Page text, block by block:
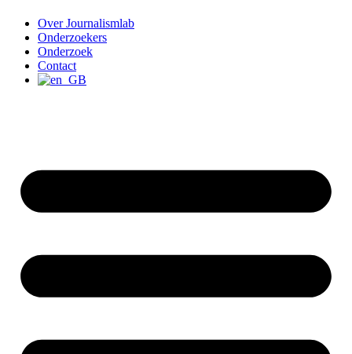
Over Journalismlab
Onderzoekers
Onderzoek
Contact